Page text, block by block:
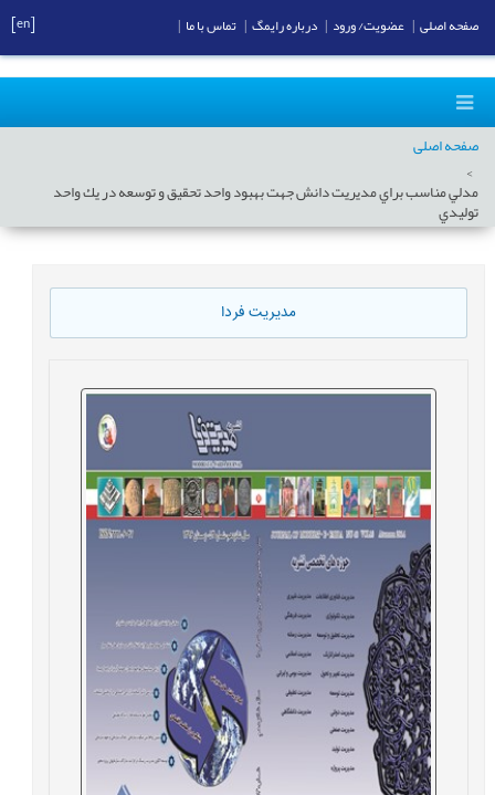
صفحه اصلی
مدلي مناسب براي مديريت دانش جهت بهبود واحد تحقيق و توسعه در يك واحد
توليدي
مدیریت فردا
صفحه اصلی عضویت/ ورود درباره رایمگ تماس با ما